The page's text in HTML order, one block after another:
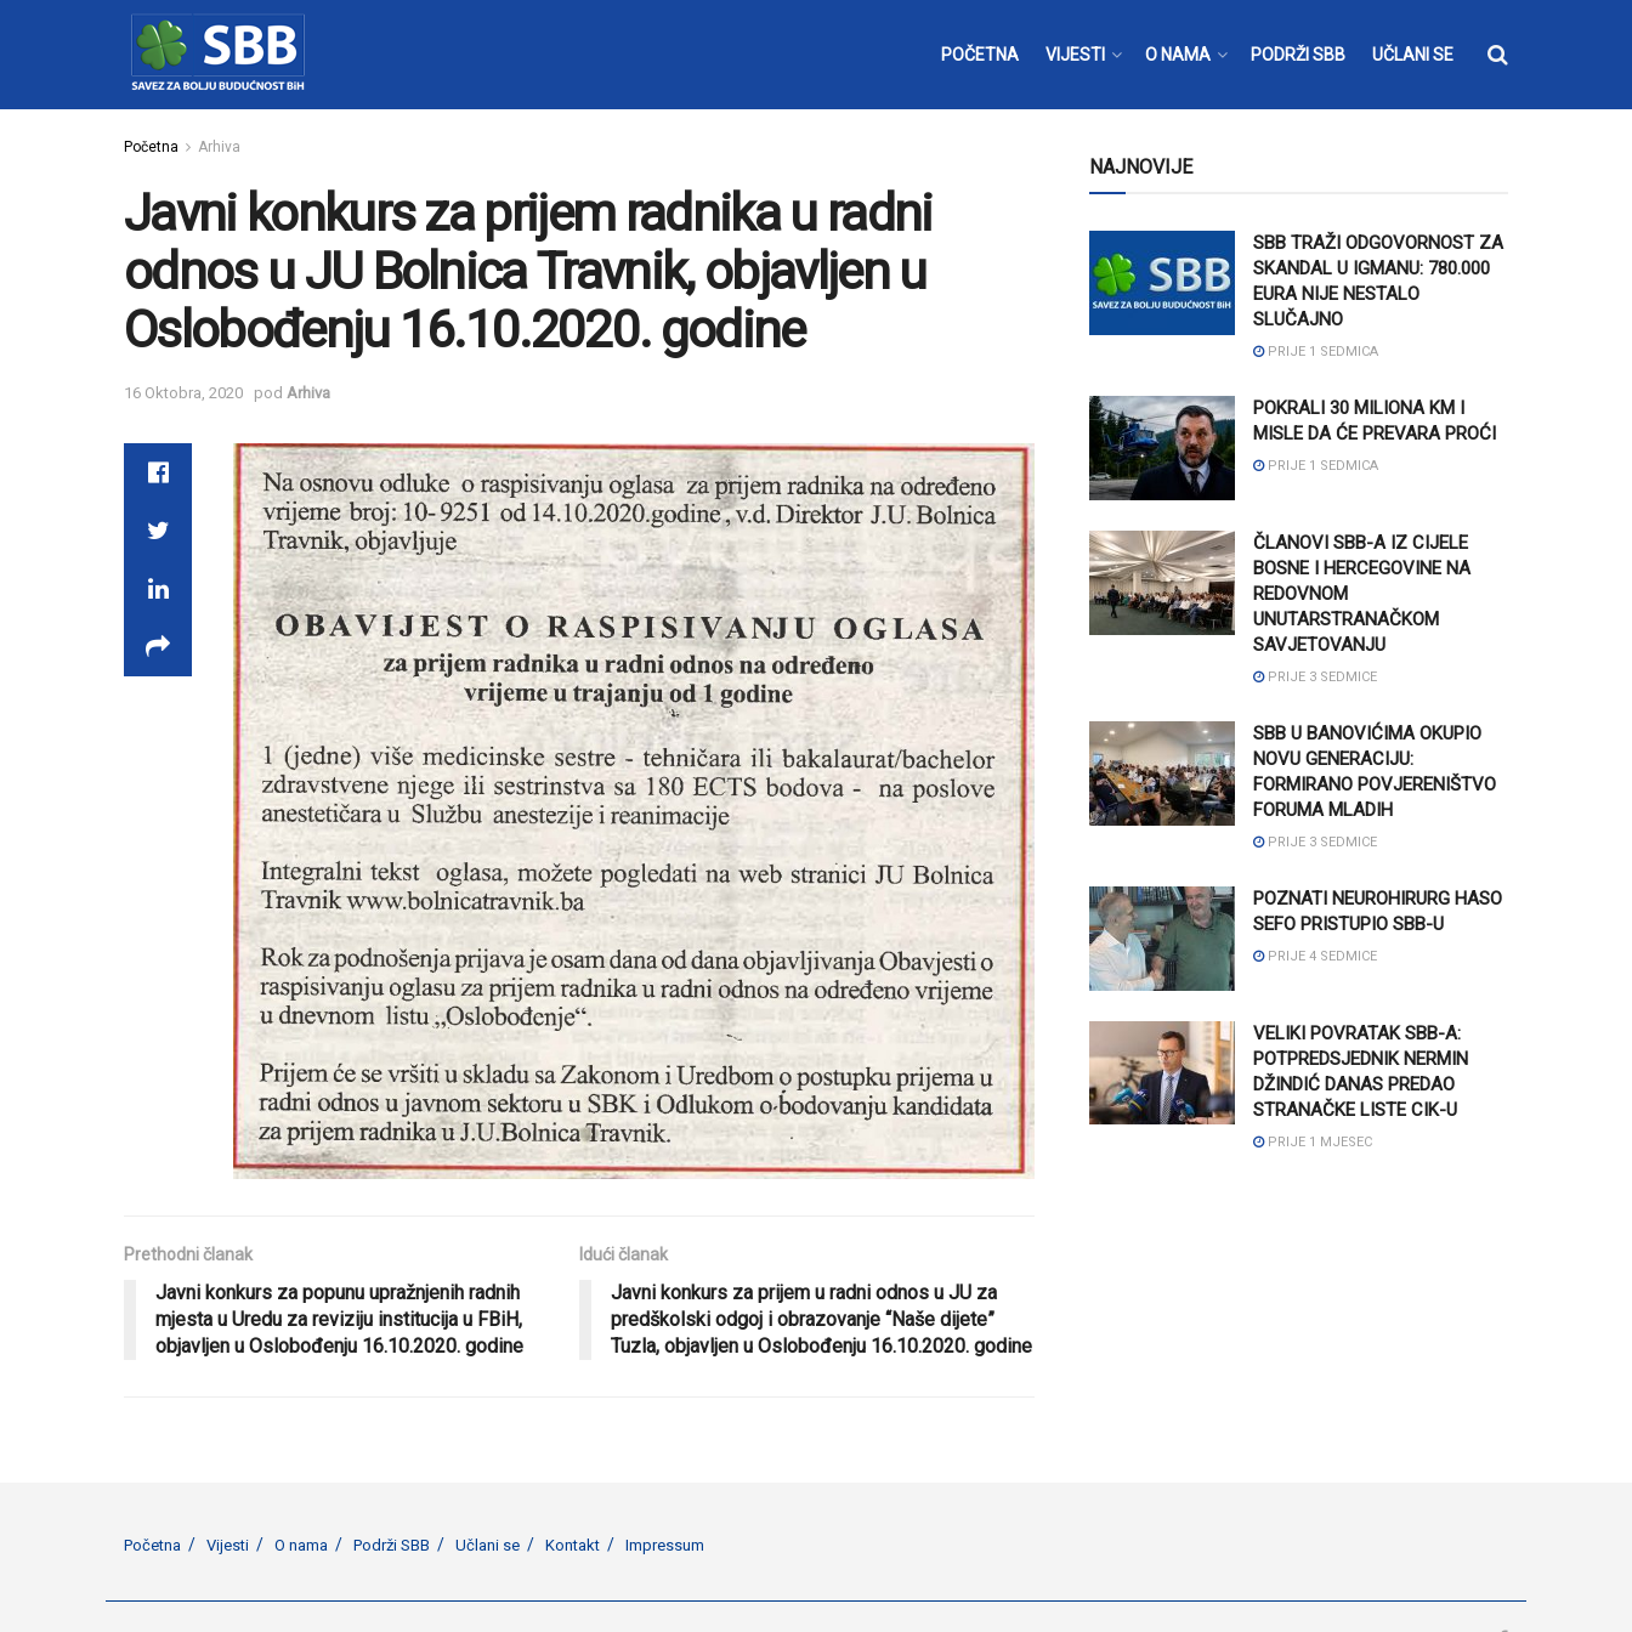
POČETNA VIJESTI O NAMA PODRŽI SBB UČLANI SE
Početna Arhiva
Javni konkurs za prijem radnika u radni
odnos u JU Bolnica Travnik, objavljen u
Oslobođenju 16.10.2020. godine
16 Oktobra, 2020 pod Arhiva
Prethodni članak
Javni konkurs za popunu upražnjenih radnih
mjesta u Uredu za reviziju institucija u FBiH,
objavljen u Oslobođenju 16.10.2020. godine
Idući članak
Javni konkurs za prijem u radni odnos u JU za
predškolski odgoj i obrazovanje “Naše dijete”
Tuzla, objavljen u Oslobođenju 16.10.2020. godine
NAJNOVIJE
SBB TRAŽI ODGOVORNOST ZA
SKANDAL U IGMANU: 780.000
EURA NIJE NESTALO
SLUČAJNO
PRIJE 1 SEDMICA
POKRALI 30 MILIONA KM I
MISLE DA ĆE PREVARA PROĆI
PRIJE 1 SEDMICA
ČLANOVI SBB-A IZ CIJELE
BOSNE I HERCEGOVINE NA
REDOVNOM
UNUTARSTRANAČKOM
SAVJETOVANJU
PRIJE 3 SEDMICE
SBB U BANOVIĆIMA OKUPIO
NOVU GENERACIJU:
FORMIRANO POVJERENIŠTVO
FORUMA MLADIH
PRIJE 3 SEDMICE
POZNATI NEUROHIRURG HASO
SEFO PRISTUPIO SBB-U
PRIJE 4 SEDMICE
VELIKI POVRATAK SBB-A:
POTPREDSJEDNIK NERMIN
DŽINDIĆ DANAS PREDAO
STRANAČKE LISTE CIK-U
PRIJE 1 MJESEC
Početna Vijesti O nama Podrži SBB Učlani se Kontakt Impressum